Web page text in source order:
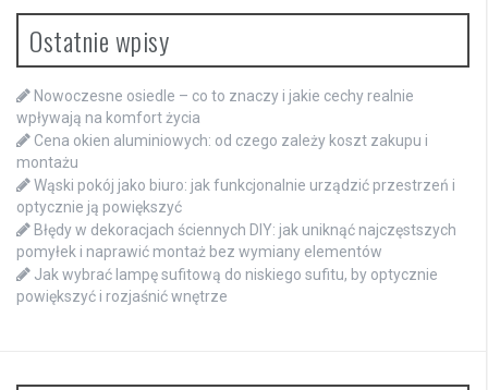
Ostatnie wpisy
Nowoczesne osiedle – co to znaczy i jakie cechy realnie
wpływają na komfort życia
Cena okien aluminiowych: od czego zależy koszt zakupu i
montażu
Wąski pokój jako biuro: jak funkcjonalnie urządzić przestrzeń i
optycznie ją powiększyć
Błędy w dekoracjach ściennych DIY: jak uniknąć najczęstszych
pomyłek i naprawić montaż bez wymiany elementów
Jak wybrać lampę sufitową do niskiego sufitu, by optycznie
powiększyć i rozjaśnić wnętrze